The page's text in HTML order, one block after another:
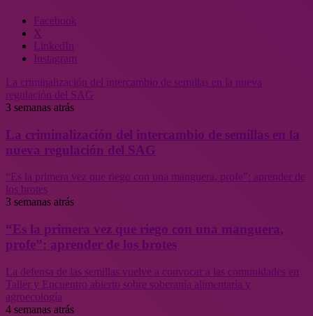
Facebook
X
LinkedIn
Instagram
La criminalización del intercambio de semillas en la nueva
regulación del SAG
3 semanas atrás
La criminalización del intercambio de semillas en la
nueva regulación del SAG
“Es la primera vez que riego con una manguera, profe”: aprender de
los brotes
3 semanas atrás
“Es la primera vez que riego con una manguera,
profe”: aprender de los brotes
La defensa de las semillas vuelve a convocar a las comunidades en
Taller y Encuentro abierto sobre soberanía alimentaria y
agroecología
4 semanas atrás